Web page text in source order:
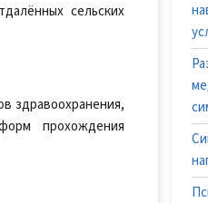
сельских
здравоохранения,
прохождения